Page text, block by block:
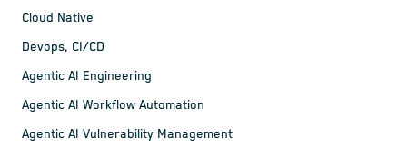
Cloud Native
Devops, CI/CD
Agentic AI Engineering
Agentic AI Workflow Automation
Agentic AI Vulnerability Management